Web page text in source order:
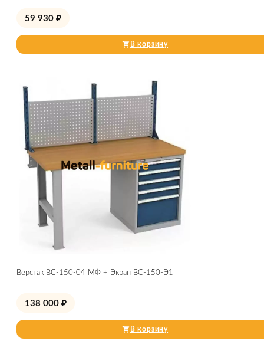
59 930 ₽
В корзину
Верстак ВС-150-04 МФ + Экран ВС-150-Э1
138 000 ₽
В корзину